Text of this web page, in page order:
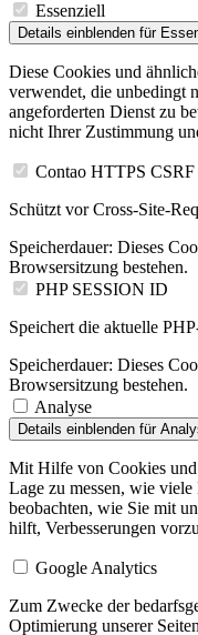
Essenziell
Details einblenden für
Diese Cookies und
verwendet, die unbedingt
angeforderten Dienst zu
nicht Ihrer Zustimmung
Contao HTTPS CSRF
Schützt vor Cross-Site-
Speicherdauer: Dieses
Browsersitzung bestehen.
PHP SESSION ID
Speichert die aktuelle
Speicherdauer: Dieses
Browsersitzung bestehen.
Analyse
Details einblenden für
Mit Hilfe von Cookies
Lage zu messen, wie
beobachten, wie Sie mit
hilft, Verbesserungen
Google Analytics
Zum Zwecke der
Optimierung unserer